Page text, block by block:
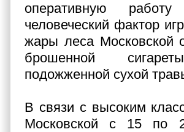
оперативную
человеческий фактор
жары леса Московской
брошенной
подожженной сухой
В связи с высоким
Московской c 15 по